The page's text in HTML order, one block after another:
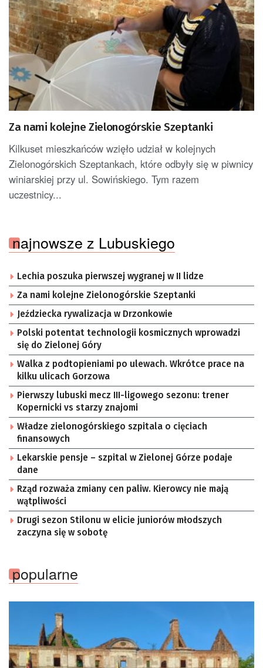
Za nami kolejne Zielonogórskie Szeptanki
Kilkuset mieszkańców wzięło udział w kolejnych
Zielonogórskich Szeptankach, które odbyły się w piwnicy
winiarskiej przy ul. Sowińskiego. Tym razem
uczestnicy...
najnowsze z Lubuskiego
Lechia poszuka pierwszej wygranej w II lidze
Za nami kolejne Zielonogórskie Szeptanki
Jeździecka rywalizacja w Drzonkowie
Polski potentat technologii kosmicznych wprowadzi
się do Zielonej Góry
Walka z podtopieniami po ulewach. Wkrótce prace na
kilku ulicach Gorzowa
Pierwszy lubuski mecz III-ligowego sezonu: trener
Kopernicki vs starzy znajomi
Władze zielonogórskiego szpitala o cięciach
finansowych
Lekarskie pensje – szpital w Zielonej Górze podaje
dane
Rząd rozważa zmiany cen paliw. Kierowcy nie mają
wątpliwości
Drugi sezon Stilonu w elicie juniorów młodszych
zaczyna się w sobotę
popularne